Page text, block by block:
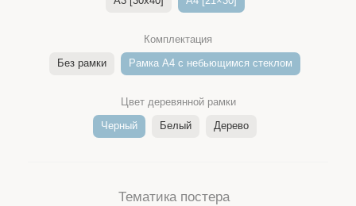
Комплектация
Без рамки
Рамка A4 c небьющимся стеклом
Цвет деревянной рамки
Черный
Белый Дерево
Тематика постера